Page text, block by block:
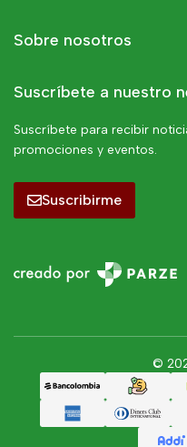
Sobre nosotros
Suscríbete a nuestro
Suscríbete para recibir
promociones y eventos.
Suscribirme
©